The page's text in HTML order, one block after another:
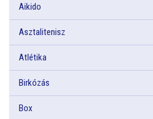
Aikido
Asztalitenisz
Atlétika
Birkózás
Box